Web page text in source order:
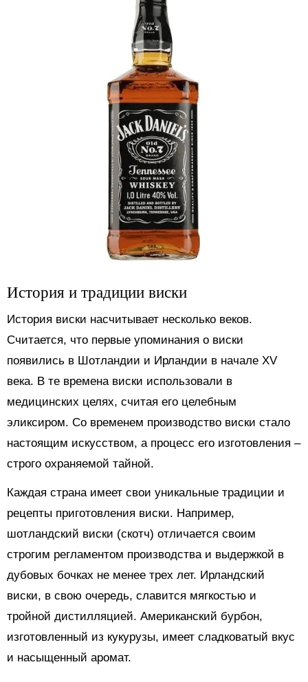
История и традиции виски
История виски насчитывает несколько веков.
Считается, что первые упоминания о виски
появились в Шотландии и Ирландии в начале XV
века. В те времена виски использовали в
медицинских целях, считая его целебным
эликсиром. Со временем производство виски стало
настоящим искусством, а процесс его изготовления –
строго охраняемой тайной.
Каждая страна имеет свои уникальные традиции и
рецепты приготовления виски. Например,
шотландский виски (скотч) отличается своим
строгим регламентом производства и выдержкой в
дубовых бочках не менее трех лет. Ирландский
виски, в свою очередь, славится мягкостью и
тройной дистилляцией. Американский бурбон,
изготовленный из кукурузы, имеет сладковатый вкус
и насыщенный аромат.